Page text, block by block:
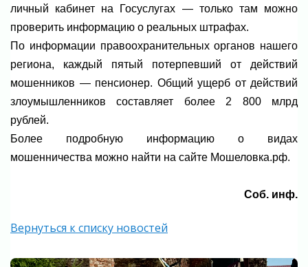
личный кабинет на Госуслугах — только там можно
проверить информацию о реальных штрафах.
По информации правоохранительных органов нашего
региона, каждый пятый потерпевший от действий
мошенников — пенсионер. Общий ущерб от действий
злоумышленников составляет более 2 800 млрд
рублей.
Более подробную информацию о видах
мошенничества можно найти на сайте Мошеловка.рф.
Соб. инф.
Вернуться к списку новостей